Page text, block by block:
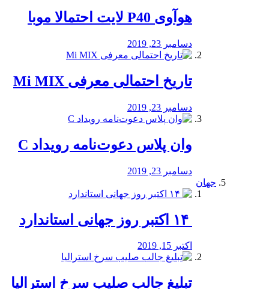
هوآوی P40 لایت احتمالا موبا
دسامبر 23, 2019
تاریخ احتمالی معرفی Mi MIX
دسامبر 23, 2019
وان پلاس دعوت‌نامه رویداد C
دسامبر 23, 2019
جهان
اکتبر 15, 2019
تبلیغ جالب صلیب سرخ استرالیا